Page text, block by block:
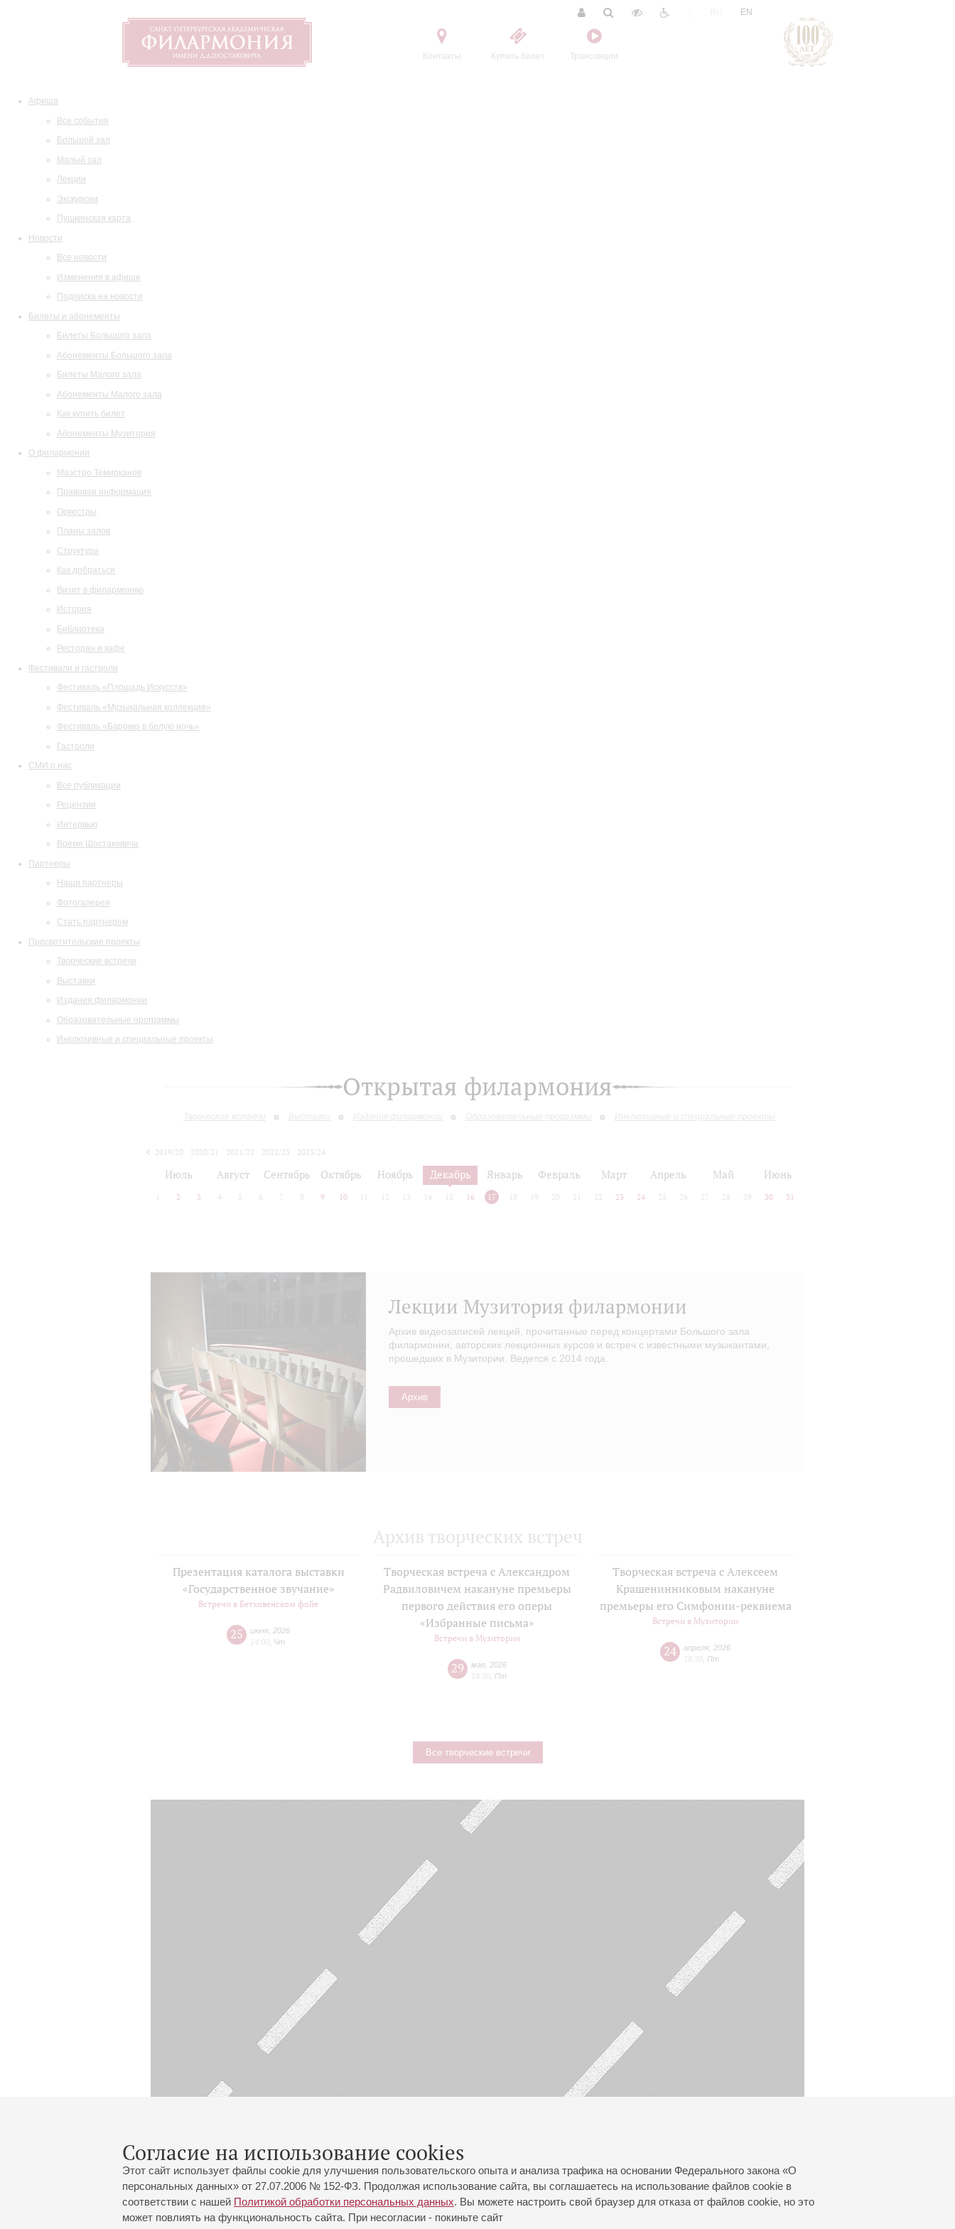
Контакты Купить билет Трансляции
EN
Афиша
Все события
Большой зал
Малый зал
Лекции
Экскурсии
Пушкинская карта
Новости
Все новости
Изменения в афише
Подписка на новости
Билеты и абонементы
Билеты Большого зала
Абонементы Большого зала
Билеты Малого зала
Абонементы Малого зала
Как купить билет
Абонементы Музитория
О филармонии
Маэстро Темирканов
Правовая информация
Оркестры
Планы залов
Структура
Как добраться
Визит в филармонию
История
Библиотека
Ресторан и кафе
Фестивали и гастроли
Фестиваль «Площадь Искусств»
Фестиваль «Музыкальная коллекция»
Фестиваль «Барокко в белую ночь»
Гастроли
СМИ о нас
Все публикации
Рецензии
Интервью
Время Шостаковича
Партнеры
Наши партнеры
Фотогалерея
Стать партнером
Просветительские проекты
Творческие встречи
Выставки
Издания филармонии
Образовательные программы
Инклюзивные и специальные проекты
Открытая филармония
Творческие встречи Выставки Издания филармонии Образовательные программы Инклюзивные и специальные проекты
Согласие на использование cookies
Этот сайт использует файлы cookie для улучшения пользовательского опыта и анализа трафика на основании Федерального закона «О
персональных данных» от 27.07.2006 № 152-ФЗ. Продолжая использование сайта, вы соглашаетесь на использование файлов cookie в
соответствии с нашей Политикой обработки персональных данных. Вы можете настроить свой браузер для отказа от файлов cookie, но это
может повлиять на функциональность сайта. При несогласии - покиньте сайт
2019/20 2020/21 2021/22 2022/23
2023/24
Июль Август Сентябрь Октябрь Ноябрь Декабрь Январь Февраль Март Апрель Май Июнь
2 3 4 5 6 7 8 9 10 12 13 14 15 16 17 18 19 20 21 22 23 24 25 26 27 28 29 30 31
Лекции Музитория филармонии
Архив видеозаписей лекций, прочитанные перед концертами Большого зала
филармонии, авторских лекционных курсов и встреч с известными музыкантами,
прошедших в Музитории. Ведется с 2014 года.
Архив
Архив творческих встреч
Презентация каталога выставки
«Государственное звучание»
Встречи в Бетховенском фойе
25 июня 2026
14:00 Чт
Творческая встреча с Александром
Радвиловичем накануне премьеры
первого действия его оперы
«Избранные письма»
Встречи в Музитории
29 мая, 2026
18:30, Пт
Творческая встреча с Алексеем
Крашенинниковым накануне
премьеры его Симфонии-реквиема
Встречи в Музитории
24 апреля 2026
18:30 Пт
Все творческие встречи
Большой зал:
191186, Санкт-Петербург, Михайловская ул., 2
Часы работы кассы Большого зала: с 11:00 до 20:30